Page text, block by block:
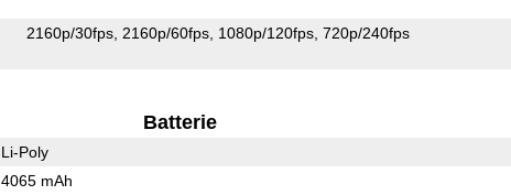
2160p/30fps 2160p/60fps 1080p/120fps 720p/240fps
Batterie
Li-Poly
4065 mAh